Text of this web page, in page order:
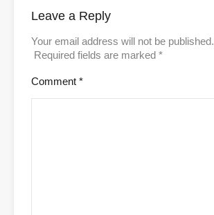
Leave a Reply
Your email address will not be published.
Required fields are marked *
Comment *